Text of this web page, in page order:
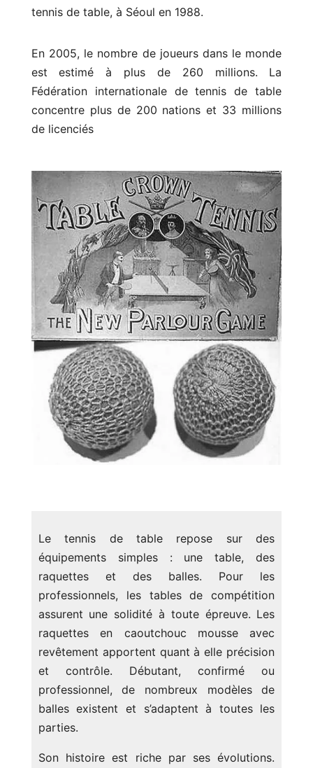
tennis de table, à Séoul en 1988.
En 2005, le nombre de joueurs dans le monde
est estimé à plus de 260 millions. La
Fédération internationale de tennis de table
concentre plus de 200 nations et 33 millions
de licenciés
Le tennis de table repose sur des
équipements simples : une table, des
raquettes et des balles. Pour les
professionnels, les tables de compétition
assurent une solidité à toute épreuve. Les
raquettes en caoutchouc mousse avec
revêtement apportent quant à elle précision
et contrôle. Débutant, confirmé ou
professionnel, de nombreux modèles de
balles existent et s’adaptent à toutes les
parties.
Son histoire est riche par ses évolutions.